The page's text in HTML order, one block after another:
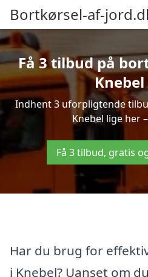
Bortkørsel-af-
Få 3 tilbud på
Indhent 3 uforpligtende
Knebel lige her
Få 3 tilbud, gratis
Har du brug for
i Knebel? Uanset om